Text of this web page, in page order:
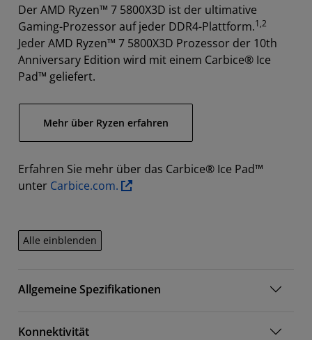
Der AMD Ryzen™ 7 5800X3D ist der ultimative
Gaming-Prozessor auf jeder DDR4-Plattform.1,2
Jeder AMD Ryzen™ 7 5800X3D Prozessor der 10th
Anniversary Edition wird mit einem Carbice® Ice
Pad™ geliefert.
Mehr über Ryzen erfahren
Erfahren Sie mehr über das Carbice® Ice Pad™
unter Carbice.com.
Alle einblenden
Allgemeine Spezifikationen
Konnektivität